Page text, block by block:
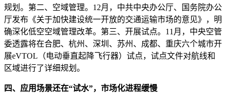
规划。第二、空域管理。12月，中共中央办公厅、国务院办公
厅发布《关于加快建设统一开放的交通运输市场的意见》，明
确深化低空空域管理改革。第三、开展试点。11月，中央空管
委透露将在合肥、杭州、深圳、苏州、成都、重庆六个城市开
展eVTOL（电动垂直起降飞行器）试点，试点文件对航线和
区域进行了详细规划。
四、应用场景还在“试水”，市场化进程缓慢